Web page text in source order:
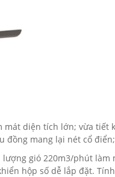
mát diện tích lớn; vừa
đồng mang lại nét cổ
gió 220m3/phút
hộp số dễ lắp đặt.